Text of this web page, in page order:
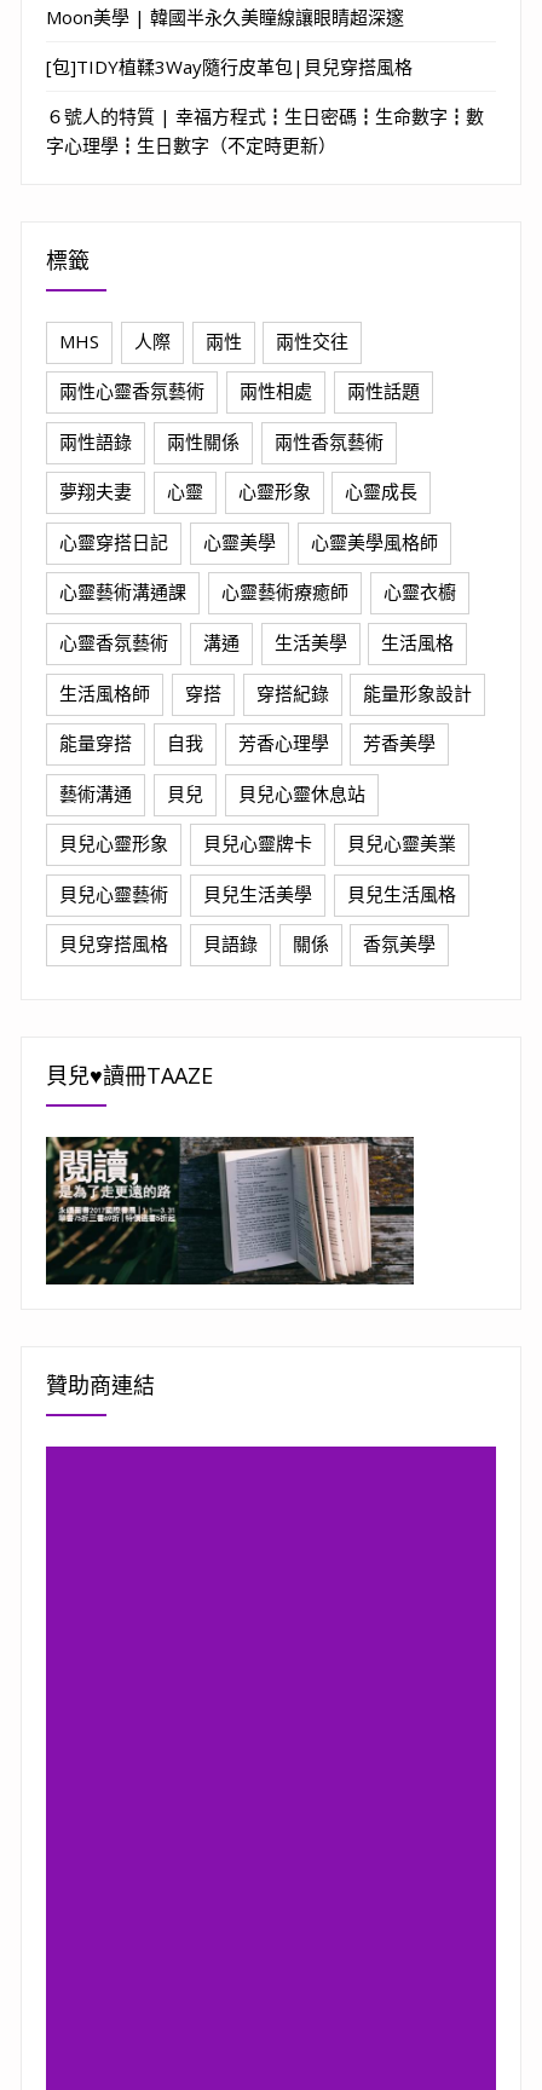
Moon美學 | 韓國半永久美瞳線讓眼睛超深邃
[包]TIDY植鞣3Way隨行皮革包|貝兒穿搭風格
６號人的特質 | 幸福方程式┇生日密碼┇生命數字┇數
字心理學┇生日數字（不定時更新）
標籤
MHS 人際 兩性 兩性交往
兩性心靈香氛藝術 兩性相處 兩性話題
兩性語錄 兩性關係 兩性香氛藝術
夢翔夫妻 心靈 心靈形象 心靈成長
心靈穿搭日記 心靈美學 心靈美學風格師
心靈藝術溝通課 心靈藝術療癒師 心靈衣櫥
心靈香氛藝術 溝通 生活美學 生活風格
生活風格師 穿搭 穿搭紀錄 能量形象設計
能量穿搭 自我 芳香心理學 芳香美學
藝術溝通 貝兒 貝兒心靈休息站
貝兒心靈形象 貝兒心靈牌卡 貝兒心靈美業
貝兒心靈藝術 貝兒生活美學 貝兒生活風格
貝兒穿搭風格 貝語錄 關係 香氛美學
貝兒♥讀冊TAAZE
贊助商連結